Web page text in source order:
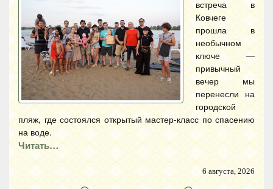
встреча в
Ковчеге
прошла в
необычном
ключе —
привычный
вечер мы
перенесли на
городской
пляж, где состоялся открытый мастер-класс по спасению
на воде.
Читать…
6 августа, 2026